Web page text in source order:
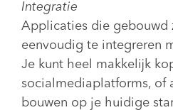
Integratie
Applicaties die gebouwd
eenvoudig te integreren
Je kunt heel makkelijk
socialmediaplatforms, of
bouwen op je huidige